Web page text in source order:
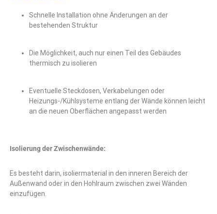
Schnelle Installation ohne Änderungen an der
bestehenden Struktur
Die Möglichkeit, auch nur einen Teil des Gebäudes
thermisch zu isolieren
Eventuelle Steckdosen, Verkabelungen oder
Heizungs-/Kühlsysteme entlang der Wände können leicht
an die neuen Oberflächen angepasst werden
Isolierung der Zwischenwände:
Es besteht darin, isoliermaterial in den inneren Bereich der
Außenwand oder in den Hohlraum zwischen zwei Wänden
einzufügen.